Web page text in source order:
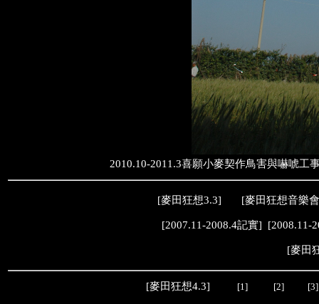
2010.10-2011.3喜願小麥契作鳥害與
[麥田狂想3.3] [麥田狂想音樂
[2007.11-2008.4記實] [2008.11-
[麥田
[麥田狂想4.3] [1] [2] [3]